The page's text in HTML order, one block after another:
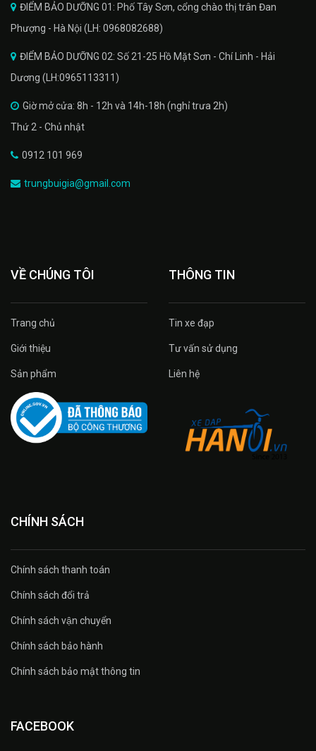
ĐIỂM BẢO DƯỠNG 01: Phố Tây Sơn, cổng chào thị trân Đan
Phượng - Hà Nội (LH: 0968082688)
ĐIỂM BẢO DƯỠNG 02: Số 21-25 Hồ Mặt Sơn - Chí Linh - Hải
Dương (LH:0965113311)
Giờ mở cửa: 8h - 12h và 14h-18h (nghỉ trưa 2h)
Thứ 2 - Chủ nhật
0912 101 969
trungbuigia@gmail.com
VỀ CHÚNG TÔI
Trang chủ
Giới thiệu
Sản phẩm
THÔNG TIN
Tin xe đạp
Tư vấn sử dụng
Liên hệ
CHÍNH SÁCH
Chính sách thanh toán
Chính sách đổi trả
Chính sách vận chuyển
Chính sách bảo hành
Chính sách bảo mật thông tin
FACEBOOK